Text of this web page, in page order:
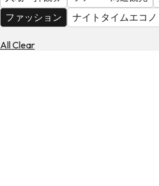
を
見
ファッション
ナイトタイムエコノ
All Clear